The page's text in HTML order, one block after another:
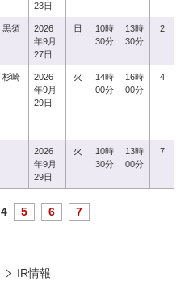
23日
黒須
2026
年9月
27日
日
10時
30分
13時
30分
2
杉崎
2026
年9月
29日
火
14時
00分
16時
00分
4
2026
年9月
29日
火
10時
30分
13時
00分
7
4 5 6 7
IR情報